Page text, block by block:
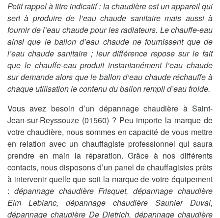
Petit rappel à titre indicatif : la chaudière est un appareil qui
sert à produire de l’eau chaude sanitaire mais aussi à
fournir de l’eau chaude pour les radiateurs. Le chauffe-eau
ainsi que le ballon d’eau chaude ne fournissent que de
l’eau chaude sanitaire ; leur différence repose sur le fait
que le chauffe-eau produit instantanément l’eau chaude
sur demande alors que le ballon d’eau chaude réchauffe à
chaque utilisation le contenu du ballon rempli d’eau froide.
Vous avez besoin d’un dépannage chaudière à Saint-
Jean-sur-Reyssouze (01560) ? Peu importe la marque de
votre chaudière, nous sommes en capacité de vous mettre
en relation avec un chauffagiste professionnel qui saura
prendre en main la réparation. Grâce à nos différents
contacts, nous disposons d’un panel de chauffagistes prêts
à intervenir quelle que soit la marque de votre équipement
: dépannage chaudière Frisquet, dépannage chaudière
Elm Leblanc, dépannage chaudière Saunier Duval,
dépannage chaudière De Dietrich, dépannage chaudière